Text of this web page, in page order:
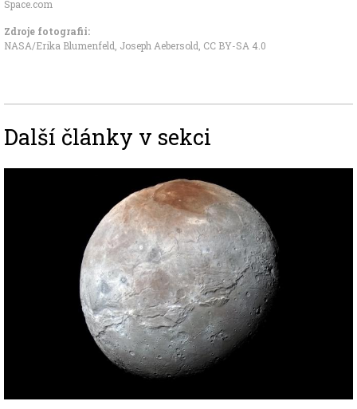
Space.com
Zdroje fotografii:
NASA/Erika Blumenfeld, Joseph Aebersold CC BY-SA 4.0
Další články v sekci